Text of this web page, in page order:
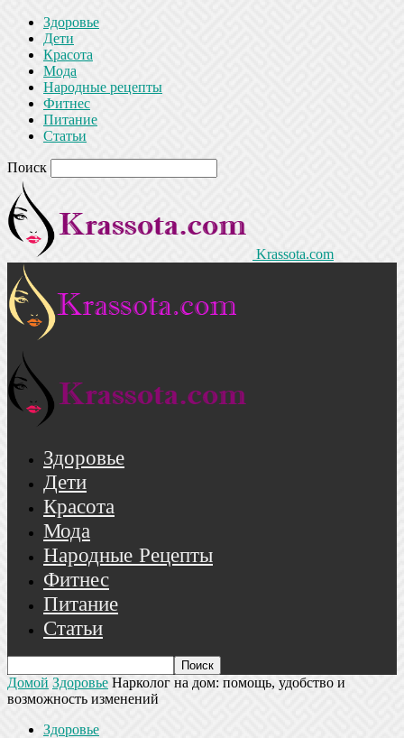
Здоровье
Дети
Красота
Мода
Народные рецепты
Фитнес
Питание
Статьи
Поиск
Krassota.com
Здоровье
Дети
Красота
Мода
Народные Рецепты
Фитнес
Питание
Статьи
Домой Здоровье Нарколог на дом: помощь, удобство и
возможность изменений
Здоровье